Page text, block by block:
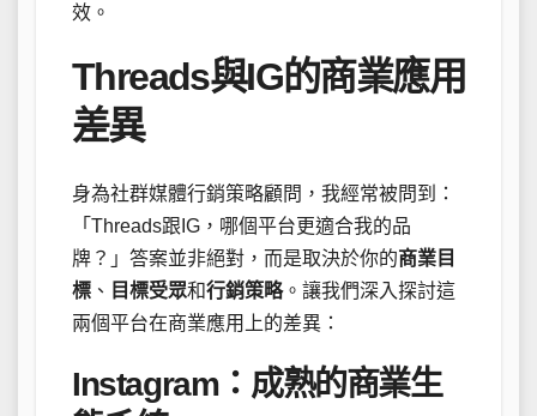
效。
Threads與IG的商業應用
差異
身為社群媒體行銷策略顧問，我經常被問到：
「Threads跟IG，哪個平台更適合我的品
牌？」答案並非絕對，而是取決於你的商業目
標 、 目標受眾和行銷策略。讓我們深入探討這
兩個平台在商業應用上的差異：
Instagram：成熟的商業生